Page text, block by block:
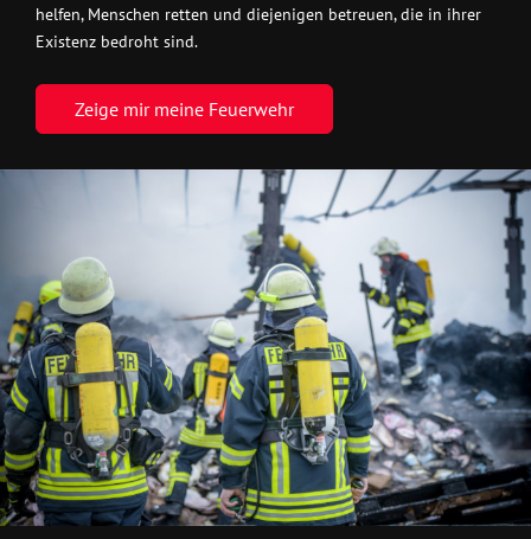
helfen, Menschen retten und diejenigen betreuen, die in ihrer
Existenz bedroht sind.
Zeige mir meine Feuerwehr